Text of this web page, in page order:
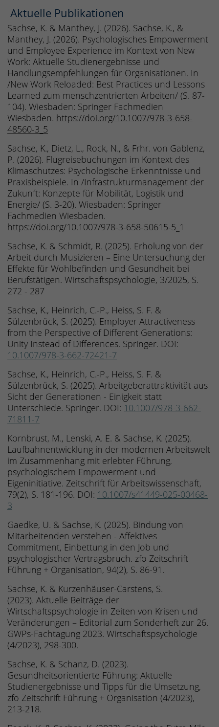
Aktuelle Publikationen
Sachse, K. & Manthey, J. (2026). Sachse, K., &
Manthey, J. (2026). Psychologisches Empowerment
und Employee Experience im Kontext von New
Work: Aktuelle Studienergebnisse und
Handlungsempfehlungen für Organisationen. In
/New Work Reloaded: Best Practices und Lessons
Learned zum menschzentrierten Arbeiten/ (S. 87-
104). Wiesbaden: Springer Fachmedien
Wiesbaden. https://doi.org/10.1007/978-3-658-
48560-3_5
Sachse, K., Dietz, L., Rock, N., & Frhr. von Gablenz,
P. (2026). Flugreisebuchungen im Kontext des
Klimaschutzes: Psychologische Erkenntnisse und
Praxisbeispiele. In /Infrastrukturmanagement der
Zukunft: Konzepte für Mobilität, Logistik und
Energie/ (S. 3-20). Wiesbaden: Springer
Fachmedien Wiesbaden.
https://doi.org/10.1007/978-3-658-50615-5_1
Sachse, K. & Schmidt, R. (2025). Erholung von der
Arbeit durch Musizieren – Eine Untersuchung der
Effekte für Wohlbefinden und Gesundheit bei
Berufstätigen. Wirtschaftspsychologie, 3/2025, S.
272 - 287
Sachse, K., Heinrich, C.-P., Heiss, S. F. &
Sülzenbrück, S. (2025). Employer Attractiveness
from the Perspective of Different Generations:
Unity Instead of Differences. Springer. DOI:
10.1007/978-3-662-72421-7
Sachse, K., Heinrich, C.-P., Heiss, S. F. &
Sülzenbrück, S. (2025). Arbeitgeberattraktivität aus
Sicht der Generationen - Einigkeit statt
Unterschiede. Springer. DOI: 10.1007/978-3-662-
71811-7
Kornbrust, M., Lenski, A. E. & Sachse, K. (2025).
Laufbahnentwicklung in der modernen Arbeitswelt
im Zusammenhang mit erlebter Führung,
psychologischem Empowerment und
Eigeninitiative. Zeitschrift für Arbeitswissenschaft,
79(2), S. 181-196. DOI: 10.1007/s41449-025-00468-
3
Gaedke, U. & Sachse, K. (2025). Bindung von
Mitarbeitenden verstehen - Affektives
Commitment, Einbettung in den Job und
psychologischer Vertragsbruch. zfo Zeitschrift
Führung + Organisation, 94(2), S. 86-91.
Sachse, K. & Kurzenhäuser-Carstens, S.
(2023). Aktuelle Beiträge der
Wirtschaftspsychologie in Zeiten von Krisen und
Veränderungen – Editorial zum Sonderheft zur 26.
GWPs-Fachtagung 2023. Wirtschaftspsychologie
(4/2023), 298-300.
Sachse, K. & Schanz, D. (2023).
Gesundheitsorientierte Führung: Aktuelle
Studienergebnisse und Tipps für die Umsetzung,
zfo Zeitschrift Führung + Organisation (4/2023),
213-218.